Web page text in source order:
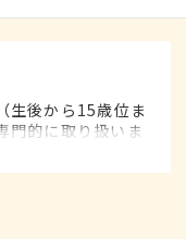
生後から15歳位ま
門的に取り扱いま